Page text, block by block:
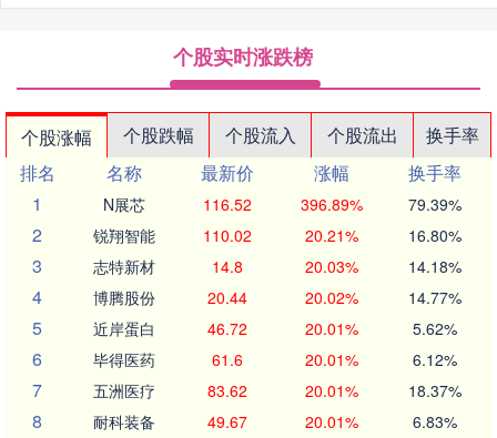
个股实时涨跌榜
个股涨幅 个股跌幅 个股流入 个股流出
换手率
排名
名称 最新价 涨幅
换手率
1
N展芯 116.52 396.89% 79.39%
2 锐翔智能 110.02 20.21% 16.80%
3 志特新材 14.8 20.03% 14.18%
4 博腾股份 20.44 20.02% 14.77%
5 近岸蛋白 46.72 20.01% 5.62%
6 毕得医药 61.6 20.01% 6.12%
7 五洲医疗 83.62 20.01% 18.37%
8 耐科装备 49.67 20.01% 6.83%